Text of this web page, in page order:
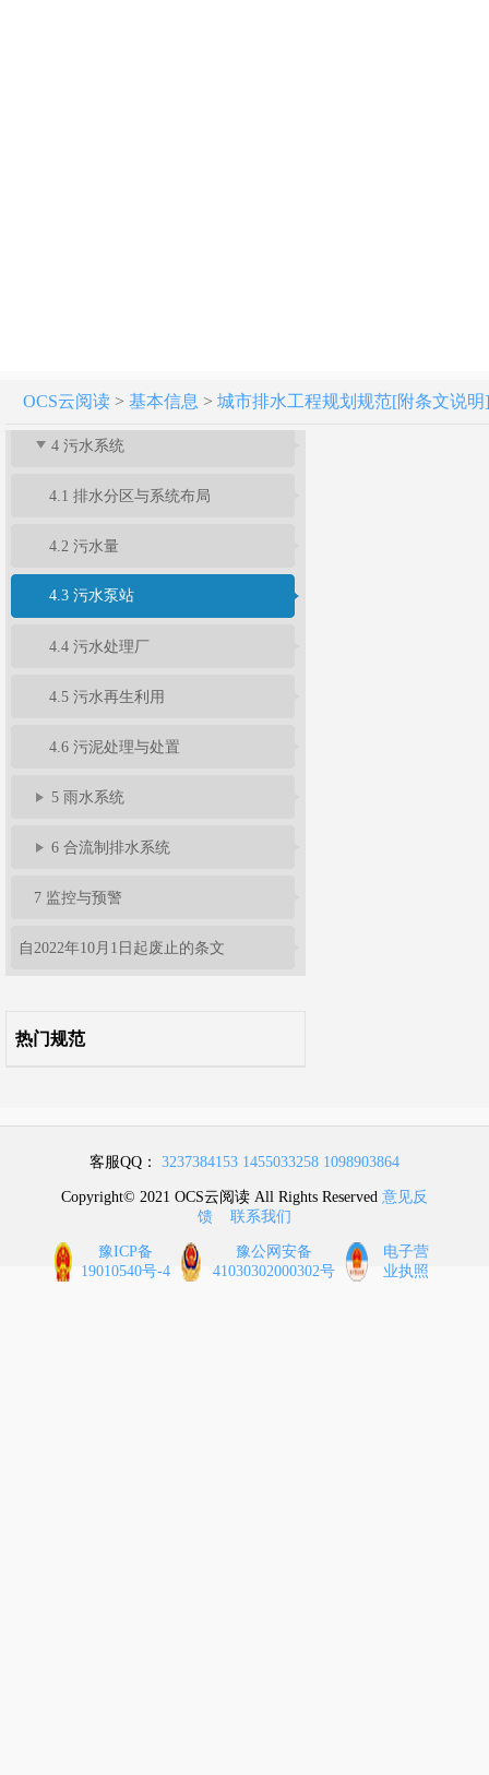
OCS云阅读> 基本信息 > 城市排水工程规划规范[附条文说明]
3 基本规定
4 污水系统
4.1 排水分区与系统布局
4.2 污水量
4.3 污水泵站
4.4 污水处理厂
4.5 污水再生利用
4.6 污泥处理与处置
5 雨水系统
6 合流制排水系统
7 监控与预警
自2022年10月1日起废止的条文
热门规范
客服QQ： 3237384153 1455033258 1098903864
Copyright© 2021 OCS云阅读 All Rights Reserved 意见反
馈
联系我们
豫ICP备
19010540号-4
豫公网安备
41030302000302号
电子营
业执照